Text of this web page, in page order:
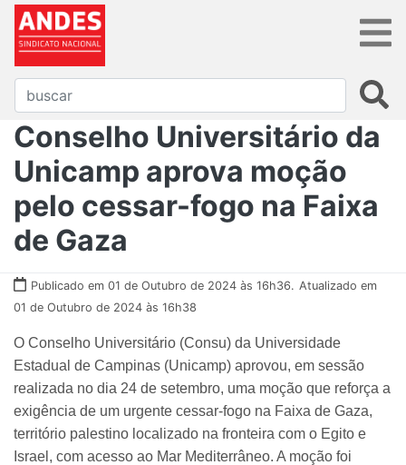
Conselho Universitário da
Unicamp aprova moção
pelo cessar-fogo na Faixa
de Gaza
Publicado em 01 de Outubro de 2024 às 16h36. Atualizado em
01 de Outubro de 2024 às 16h38
O Conselho Universitário (Consu) da Universidade
Estadual de Campinas (Unicamp) aprovou, em sessão
realizada no dia 24 de setembro, uma moção que reforça a
exigência de um urgente cessar-fogo na Faixa de Gaza,
território palestino localizado na fronteira com o Egito e
Israel, com acesso ao Mar Mediterrâneo. A moção foi